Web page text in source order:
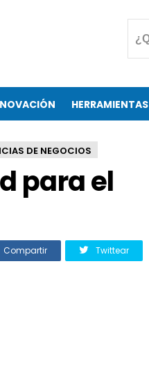
HERRAMIENTAS
DE NEGOCIOS
para el
Compartir Twittear